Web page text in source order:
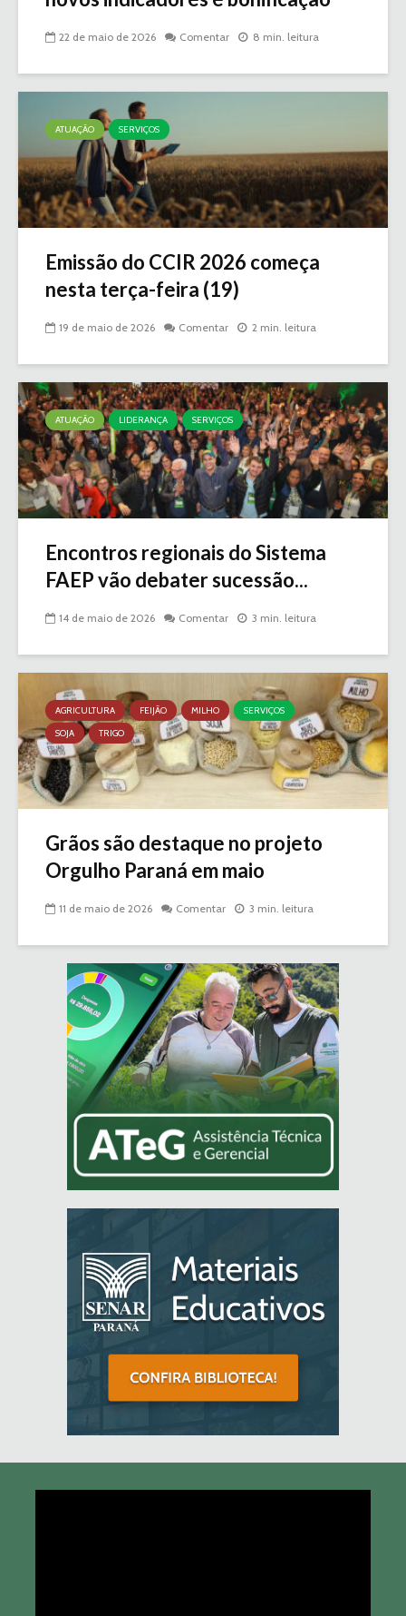
22 de maio de 2026 Comentar 8 min. leitura
ATUAÇÃO SERVIÇOS
Emissão do CCIR 2026 começa
nesta terça-feira (19)
19 de maio de 2026 Comentar 2 min. leitura
ATUAÇÃO LIDERANÇA SERVIÇOS
Encontros regionais do Sistema
FAEP vão debater sucessão...
14 de maio de 2026 Comentar 3 min. leitura
AGRICULTURA FEIJÃO MILHO
SERVIÇOS
SOJA
TRIGO
Grãos são destaque no projeto
Orgulho Paraná em maio
11 de maio de 2026 Comentar 3 min. leitura